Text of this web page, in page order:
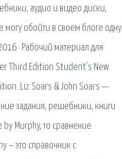
аудио и видео диски,
могу обойти в своем блоге одну
· Рабочий материал для
Third Edition Student's New
Liz Soars & John Soars —
задания, решебники, книги
by Murphy, то сравнение
– это справочник с